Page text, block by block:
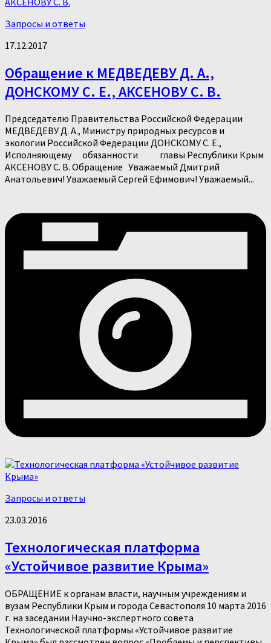
Запросы и ответы
17.12.2017
Обращение к МЕДВЕДЕВУ Д. А.,
ДОНСКОМУ С. Е., АКСЕНОВУ С. В.
Председателю Правительства Российской Федерации
МЕДВЕДЕВУ Д. А., Министру природных ресурсов и
экологии Российской Федерации ДОНСКОМУ С. Е.,
Исполняющему обязанности главы Республики Крым
АКСЕНОВУ С. В. Обращение Уважаемый Дмитрий
Анатольевич! Уважаемый Сергей Ефимович! Уважаемый...
Запросы и ответы
23.03.2016
Технологическая платформа
«Устойчивое развитие Крыма»
ОБРАЩЕНИЕ к органам власти, научным учреждениям и
вузам Республики Крым и города Севастополя 10 марта 2016
г. на заседании Научно-экспертного совета
Технологической платформы «Устойчивое развитие